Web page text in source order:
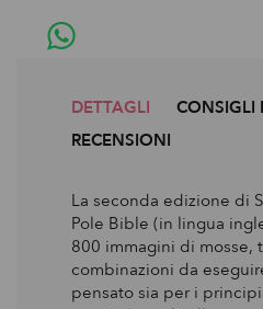
DETTAGLI
CONSIGLI
RECENSIONI
La seconda edizione di
Pole Bible (in lingua
800 immagini di mosse,
combinazioni da
pensato sia per i